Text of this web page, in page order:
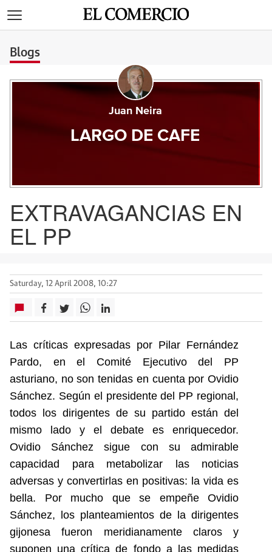
Blogs
Juan Neira
LARGO DE CAFE
EXTRAVAGANCIAS EN
EL PP
Saturday, 12 April 2008, 10:27
Las críticas expresadas por Pilar Fernández
Pardo, en el Comité Ejecutivo del PP
asturiano, no son tenidas en cuenta por Ovidio
Sánchez. Según el presidente del PP regional,
todos los dirigentes de su partido están del
mismo lado y el debate es enriquecedor.
Ovidio Sánchez sigue con su admirable
capacidad para metabolizar las noticias
adversas y convertirlas en positivas: la vida es
bella. Por mucho que se empeñe Ovidio
Sánchez, los planteamientos de la dirigentes
gijonesa fueron meridianamente claros y
suponen una crítica de fondo a las medidas